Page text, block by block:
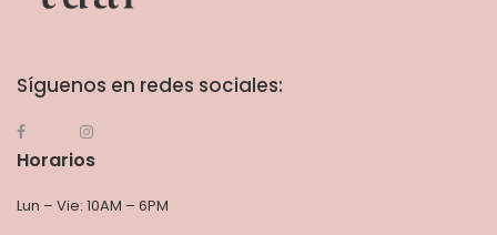
Síguenos en redes sociales:
Horarios
Lun – Vie: 10AM – 6PM